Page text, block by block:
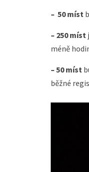
– 50 míst
– 250 míst
méně
– 50 míst
běžné